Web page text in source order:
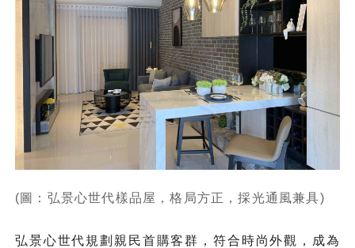
(圖：弘景心世代樣品屋，格局方正，採光通風兼具)
弘景心世代規劃親民首購客群，符合時尚外觀，成為